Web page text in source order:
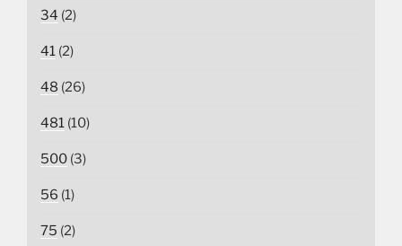
34 (2)
41 (2)
48 (26)
481 (10)
500 (3)
56 (1)
75 (2)